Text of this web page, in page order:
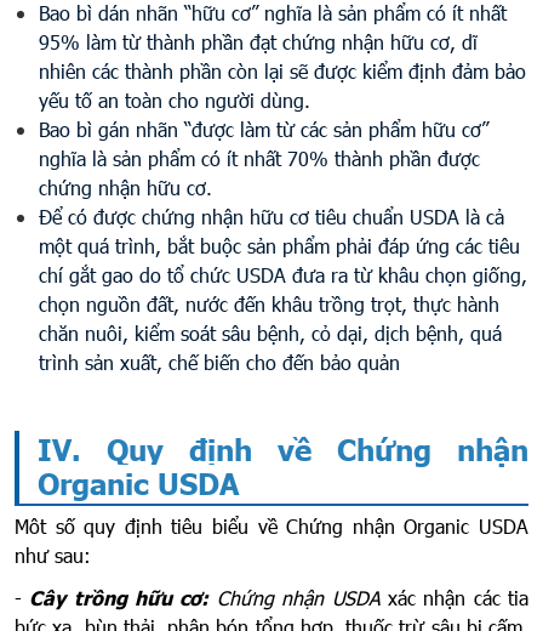
Bao bì dán nhãn “hữu cơ” nghĩa là sản phẩm có ít nhất
95% làm từ thành phần đạt chứng nhận hữu cơ, dĩ
nhiên các thành phần còn lại sẽ được kiểm định đảm bảo
yếu tố an toàn cho người dùng.
Bao bì gán nhãn “được làm từ các sản phẩm hữu cơ”
nghĩa là sản phẩm có ít nhất 70% thành phần được
chứng nhận hữu cơ.
Để có được chứng nhận hữu cơ tiêu chuẩn USDA là cả
một quá trình, bắt buộc sản phẩm phải đáp ứng các tiêu
chí gắt gao do tổ chức USDA đưa ra từ khâu chọn giống,
chọn nguồn đất, nước đến khâu trồng trọt, thực hành
chăn nuôi, kiểm soát sâu bệnh, cỏ dại, dịch bệnh, quá
trình sản xuất, chế biến cho đến bảo quản
IV. Quy định về Chứng nhận
Organic USDA
Môt số quy định tiêu biểu về Chứng nhận Organic USDA
như sau:
- Cây trồng hữu cơ: Chứng nhận USDAxác nhận các tia